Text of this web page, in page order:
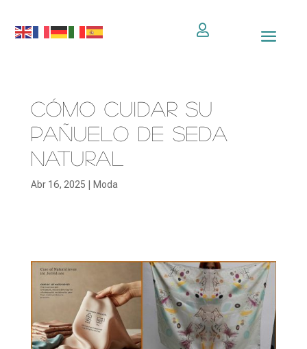

Cómo cuidar su
pañuelo de seda
natural
Abr 16, 2025 Moda